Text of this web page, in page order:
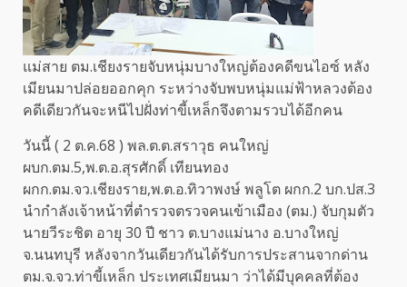
แม่สาย ตม.เชียงรายจับหนุ่มบางใหญ่ต้องคดีขนไอซ์ หลัง
เมียนมาปล่อยออกคุก ระหว่างจับพบหนุ่มแม่ฟ้าหลวงต้อง
คดีเดียวกันจะหนีไปฝั่งท่าขี้เหล็กจึงตามรวบได้อีกคน
วันนี้ ( 2 ต.ค.68 ) พล.ต.ต.สราวุธ คนใหญ่
ผบก.ตม.5,พ.ต.อ.สุรศักดิ์ เทียนทอง
ผกก.ตม.จว.เชียงราย,พ.ต.อ.ทิวาพงษ์ พลูโต ผกก.2 บก.ปส.3
นำกำลังเจ้าหน้าที่ตำรวจตรวจคนเข้าเมือง (ตม.) จับกุมตัว
นายวีระชิต อายุ 30 ปี ชาว ต.บางแม่นาง อ.บางใหญ่
จ.นนทบุรี หลังจากวันเดียวกันได้รับการประสานจากด่าน
ตม.จ.จว.ท่าขี้เหล็ก ประเทศเมียนมา ว่าได้มีบุคคลที่ต้อง